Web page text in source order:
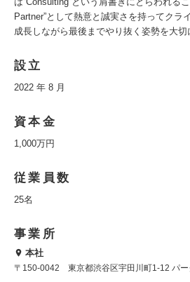
Partner”として熱意と誠実さを持ってクラ
成長しながら最後までやり抜く姿勢を大切
設立
2022 年 8 月
資本金
1,000万円
従業員数
25名
事業所
本社
〒150-0042 東京都渋谷区宇田川町1-12 パー